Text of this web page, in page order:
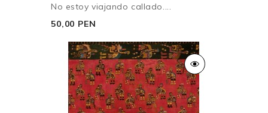
No estoy viajando callado....
50,00 PEN